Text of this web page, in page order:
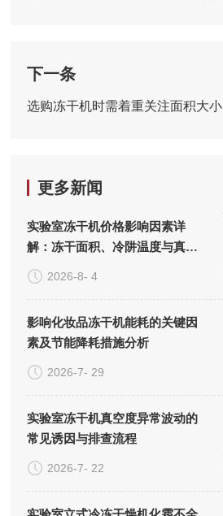
下一条
选购冻干机时需着重关注面积大小
更多新闻
实验室冻干机价格影响因素详
解：冻干面积、冷阱温度与真空
系统的成本构成
2026-8- 4
影响化妆品冻干机能耗的关键因
素及节能降耗措施分析
2026-7- 29
实验室冻干机真空度异常波动的
常见诱因与排查流程
2026-7- 22